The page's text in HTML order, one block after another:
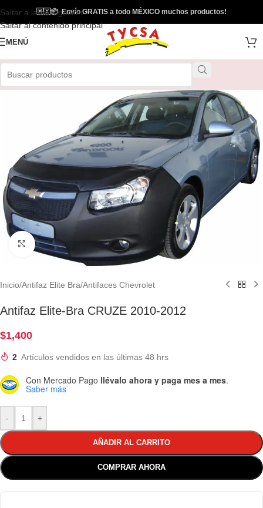
Saltar a la navegación
Saltar al contenido principal
🇲🇽📦Envío GRATIS a todo MÉXICO muchos productos!
MENÚ
Clic para ampliar
Inicio/Antifaz Elite Bra/Antifaces Chevrolet
Antifaz Elite-Bra CRUZE 2010-2012
$1,400
2 Artículos vendidos en las últimas 48 hrs
Con Mercado Pago llévalo ahora y paga mes a mes.
Saber más
- +
AÑADIR AL CARRITO
COMPRAR AHORA